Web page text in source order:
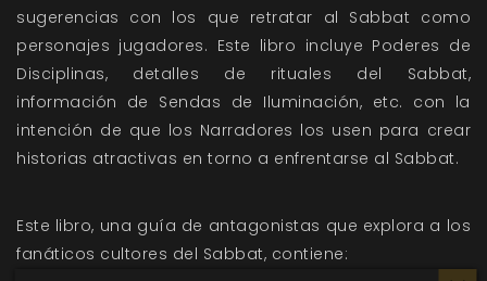
sugerencias con los que retratar al Sabbat como
personajes jugadores. Este libro incluye Poderes de
Disciplinas, detalles de rituales del Sabbat,
información de Sendas de Iluminación, etc. con la
intención de que los Narradores los usen para crear
historias atractivas en torno a enfrentarse al Sabbat.
Este libro, una guía de antagonistas que explora a los
fanáticos cultores del Sabbat, contiene: